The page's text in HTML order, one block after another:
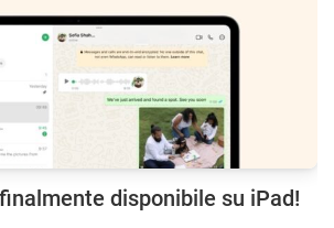
disponibile su iPad!